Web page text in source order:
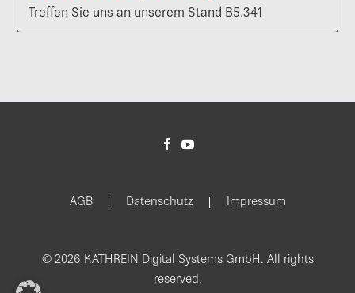
Treffen Sie uns an unserem Stand B5.341
AGB Datenschutz Impressum
© 2026 KATHREIN Digital Systems GmbH. All rights
reserved.